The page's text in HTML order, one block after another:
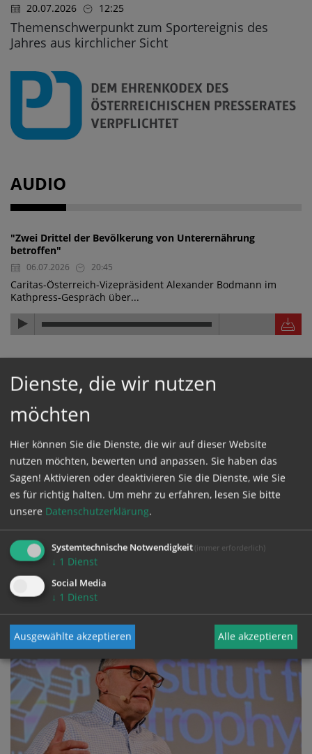
20.07.2026 12:25
Themenschwerpunkt zum Sportereignis des
Jahres aus kirchlicher Sicht
AUDIO
"Zwei Drittel der Bevölkerung von Unterernährung
betroffen"
06.07.2026 20:45
Caritas-Österreich-Vizepräsident Alexander Bodmann im
Kathpress-Gespräch über...
"Die Hilfe wirkt, die Hilfe kommt an"
06.07.2026 20:44
Caritas-Österreich-Vizepräsident Alexander Bodmann im
Kathpress-Gespräch über...
"Wasserwerk finanziert und nachhaltig aufgestellt"
06.07.2026 20:43
Caritas-Österreich-Vizepräsident Alexander Bodmann im
Kathpress-Gespräch über ein...
FOTO
Dienste, die wir nutzen
möchten
Hier können Sie die Dienste, die wir auf dieser Website
nutzen möchten, bewerten und anpassen. Sie haben das
Sagen! Aktivieren oder deaktivieren Sie die Dienste, wie Sie
es für richtig halten. Um mehr zu erfahren, lesen Sie bitte
unsere Datenschutzerklärung.
Systemtechnische Notwendigkeit (immer erforderlich)
↓ 1 Dienst
Social Media
↓ 1 Dienst
Ausgewählte akzeptieren Alle akzeptieren